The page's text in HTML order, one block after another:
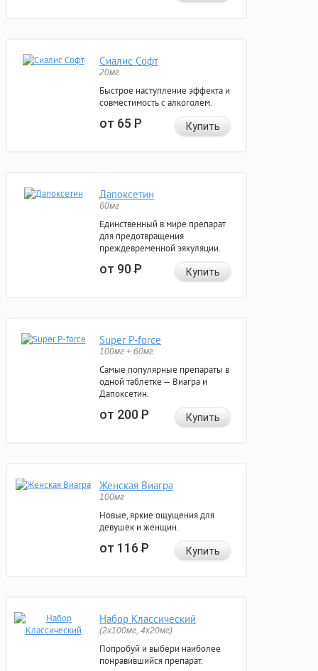
Сиалис Софт
20мг
Быстрое наступление эффекта и
совместимость с алкоголем.
от 65Р Купить
Дапоксетин
60мг
Единственный в мире препарат
для предотвращения
преждевременной эякуляции.
от 90Р Купить
Super P-force
100мг + 60мг
Самые популярные препараты в
одной таблетке — Виагра и
Дапоксетин.
от 200Р Купить
Женская Виагра
100мг
Новые, яркие ощущения для
девушек и женщин.
от 116Р Купить
Набор Классический
(2x100мг, 4x20мг)
Попробуй и выбери наиболее
понравившийся препарат.